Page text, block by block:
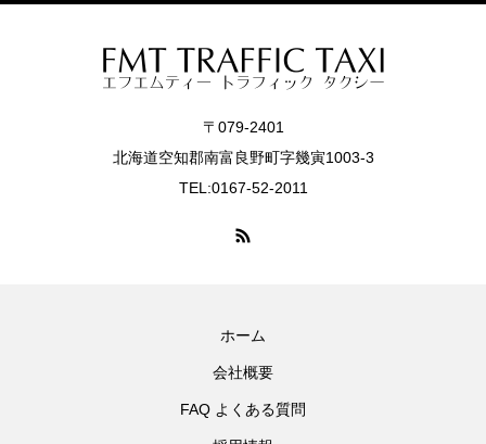
〒079-2401
北海道空知郡南富良野町字幾寅1003-3
TEL:0167-52-2011
ホーム
会社概要
FAQ よくある質問